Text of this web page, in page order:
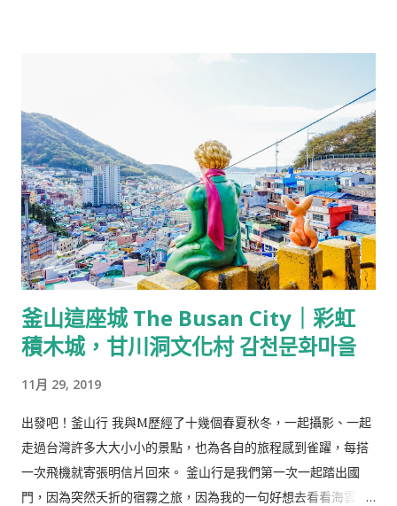
以優雅的方式一道一道出餐，是我對精緻鐵板燒的第一印象，也
是多年前的我一直惦記著要嚐一嚐的大餐，而從初訪至今竟也已
經十年過去，偶爾的一頓大餐早已不是難事。 帕瑪森起司麵包 佐
料有1.洋蔥碎/2.蒜香魚子抹醬/3.玫瑰鹽。 洋蔥脆口微辛，可以
單吃開胃；香氣濃郁的蒜味抹醬搭配顆粒狀的鱼子，鹹香甜中帶
點嗆辣，是夏慕尼引人注目的招牌之一，也有人特外帶麵包只為
了一嚐美味的抹醬，與櫻花蝦炒飯皆被稱為夏慕尼主餐外的本
體。 熱前菜-青檸茴香奶油鮑魚&松露蒸蛋 小巧的熱前菜，由師
傅在鐵板前準備，以微煎的鮑魚佐上酸香的青檸搭配綿密細緻的
松露蒸蛋。 因為是前菜，份量較為精緻，感覺尚未品嚐到特色便
吃完了。 熱前菜-茴香奶油鮮蝦&松露蒸蛋 秋冬新菜單中的熱前
主廚湯品-法式牛肝菌牛肉清湯 以牛肉、牛肝菌與蔬菜燉煮的清
湯，湯品味道清甜、牛肉軟嫩，牛肝菌薄餅混著清湯，吃起來像
美味的手工餅乾。 主廚湯品-北海道干貝海鮮清湯 以北海道干貝
為主角，配上魚片、苜蓿芽與黃瓜捲，味道簡單但好喝。 主廚湯
品- 松露起司洋蔥湯 濃厚的洋蔥味帶著獨特的辛香，配上一整片
釜山這座城 The Busan City｜彩虹
積木城，甘川洞文化村 감천문화마을
11月 29, 2019
出發吧！釜山行 我與M歷經了十幾個春夏秋冬，一起攝影、一起
走過台灣許多大大小小的景點，也為各自的旅程感到雀躍，每搭
一次飛機就寄張明信片回來。 釜山行是我們第一次一起踏出國
門，因為突然夭折的宿霧之旅，因為我的一句好想去看看海雲